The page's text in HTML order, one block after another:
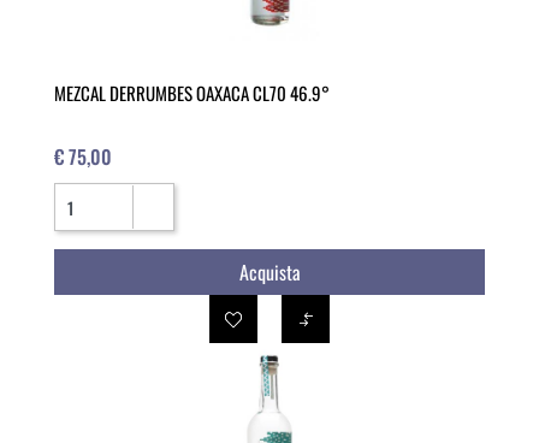
MEZCAL DERRUMBES OAXACA CL70 46.9°
€ 75,00
Quantità
Acquista